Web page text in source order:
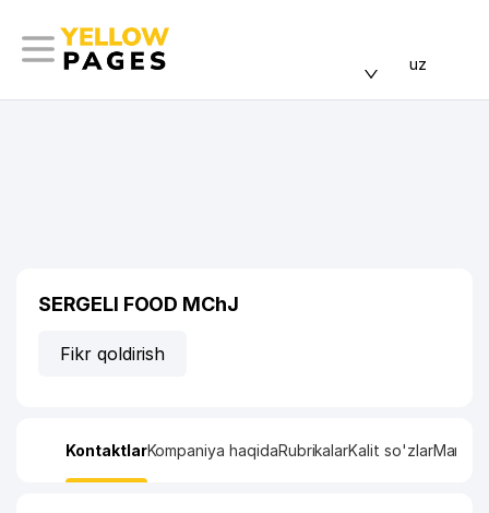
uz
SERGELI FOOD MChJ
Fikr qoldirish
KontaktlarKompaniya haqidaRubrikalarKalit so'zlarManzil